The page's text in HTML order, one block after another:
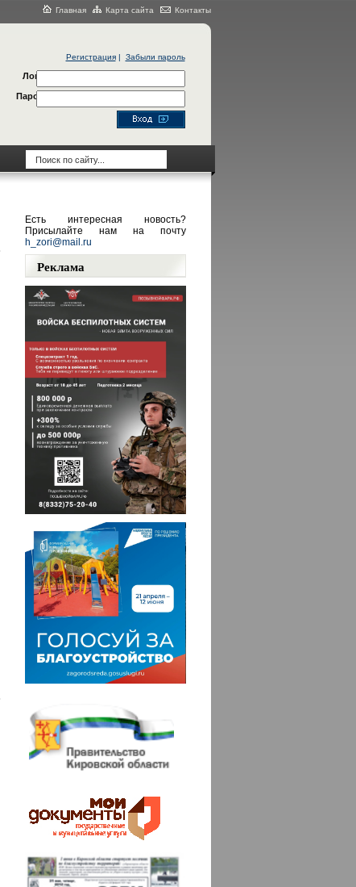
Главная Карта сайта Контакты
Регистрация| Забыли пароль
Логин
Пароль
Есть интересная новость?
Присылайте нам на почту
h_zori@mail.ru
Реклама